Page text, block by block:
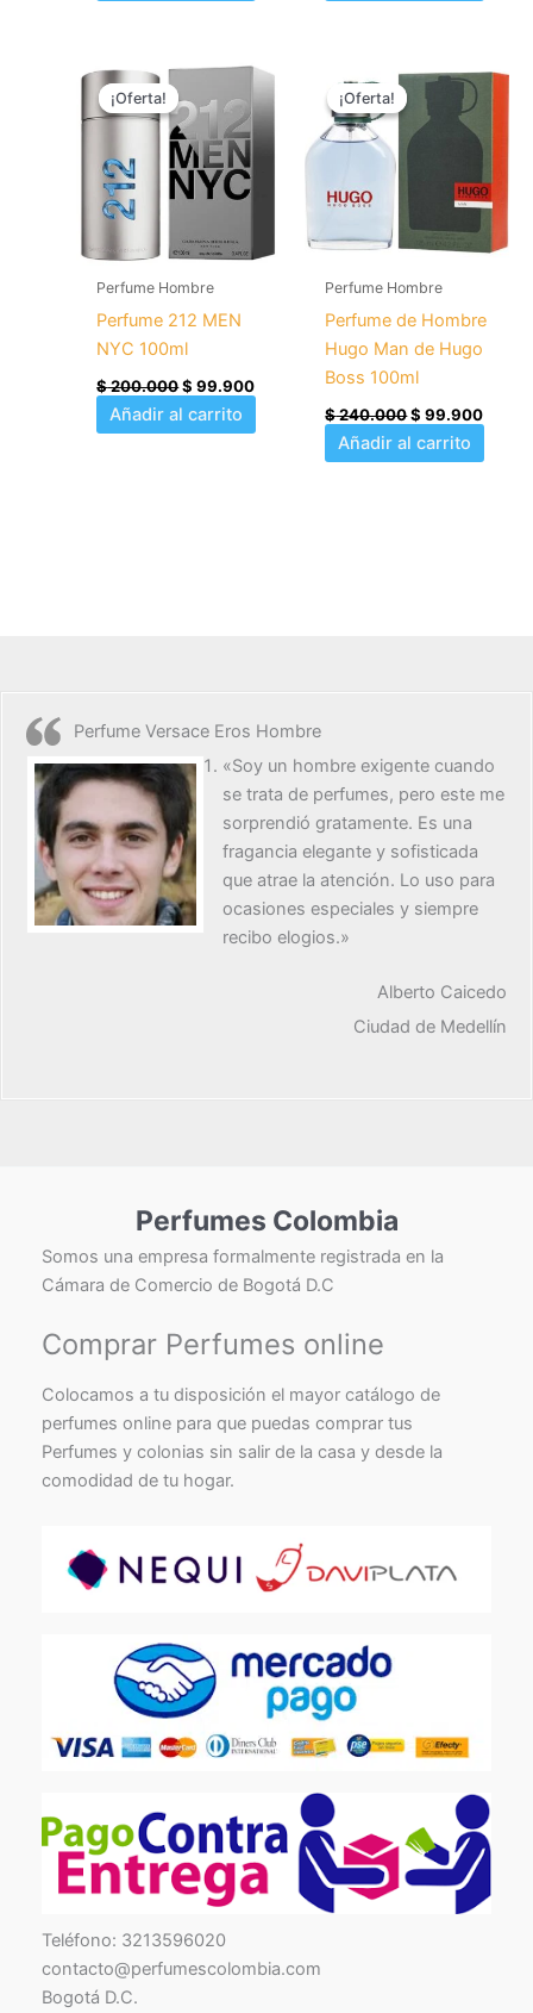
¡Oferta!
¡Oferta!
Perfume Hombre
Perfume 212 MEN
NYC 100ml
$200.000
El
original
era:
$ 200.000.
$ 99.900
El
precio
actual
$ 99.900.
Añadir al carrito
¡Oferta!
¡Oferta!
Perfume Hombre
Perfume de Hombre
Hugo Man de Hugo
Boss 100ml
$240.000
El
original
era:
$ 240.000.
$ 99.900
El
$
Añadir al carrito
Perfume Versace Eros Hombre
«Soy un hombre exigente cuando
se trata de perfumes, pero este me
sorprendió gratamente. Es una
fragancia elegante y sofisticada
que atrae la atención. Lo uso para
ocasiones especiales y siempre
recibo elogios.»
Alberto Caicedo
Ciudad de Medellín
Perfumes Colombia
Somos una empresa formalmente registrada en la
Cámara de Comercio de Bogotá D.C
Comprar Perfumes online
Colocamos a tu disposición el mayor catálogo de
perfumes online para que puedas comprar tus
Perfumes y colonias sin salir de la casa y desde la
comodidad de tu hogar.
Teléfono: 3213596020
contacto@perfumescolombia.com
Bogotá D.C.
TikTokFacebook
Instagram